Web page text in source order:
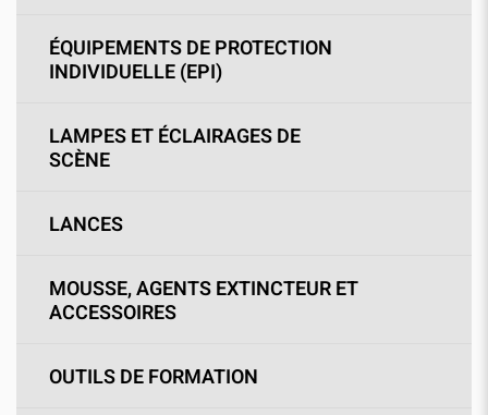
ÉQUIPEMENTS DE PROTECTION
INDIVIDUELLE (EPI)
LAMPES ET ÉCLAIRAGES DE
SCÈNE
LANCES
MOUSSE, AGENTS EXTINCTEUR ET
ACCESSOIRES
OUTILS DE FORMATION